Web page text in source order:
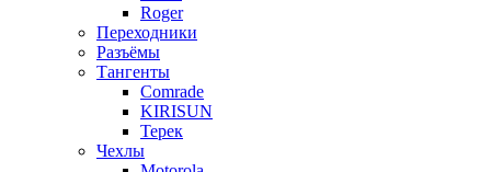
Roger
Переходники
Разъёмы
Тангенты
Comrade
KIRISUN
Терек
Чехлы